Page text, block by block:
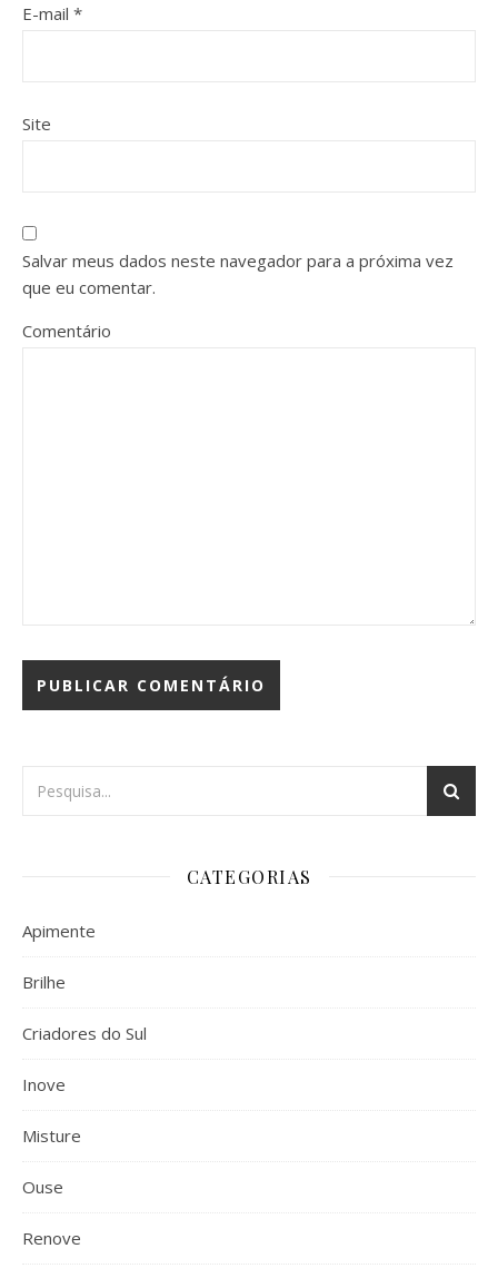
E-mail *
Site
Salvar meus dados neste navegador para a próxima vez
que eu comentar.
Comentário
CATEGORIAS
Apimente
Brilhe
Criadores do Sul
Inove
Misture
Ouse
Renove